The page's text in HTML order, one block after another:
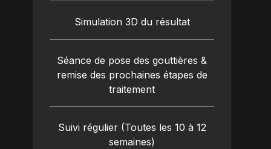
Simulation 3D du résultat
Séance de pose des gouttières &
remise des prochaines étapes de
traitement
Suivi régulier (Toutes les 10 à 12
semaines)